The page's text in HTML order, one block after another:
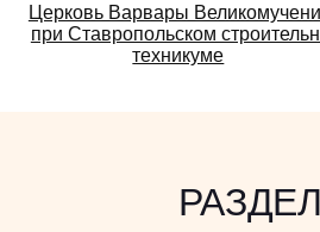
Смотрите
также:
Церковь Варвары
при Ставропольском
техникуме